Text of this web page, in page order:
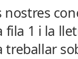
nostres
fila 1 i la
treballar